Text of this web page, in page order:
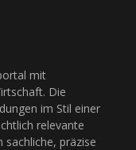
mit
Die
im Stil einer
relevante
präzise